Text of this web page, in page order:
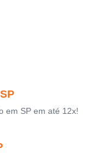
em SP em até 12x!